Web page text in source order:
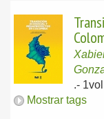
.-
Mostrar tags